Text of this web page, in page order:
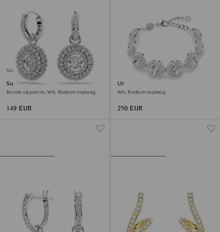
Nieuw
Sublima Oorhangers
Ronde slijpvorm, Wit, Rodium toplaag
149 EUR
Una Angelic armband
Wit, Rodium toplaag
250 EUR